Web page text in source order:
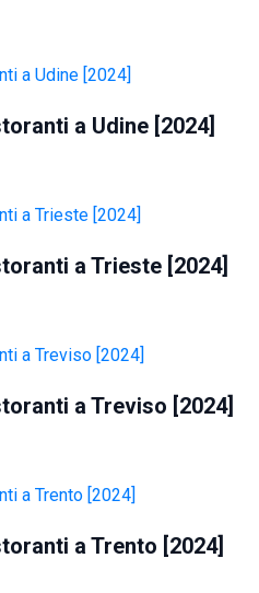
a Udine [2024]
a Trieste [2024]
a Treviso [2024]
a Trento [2024]